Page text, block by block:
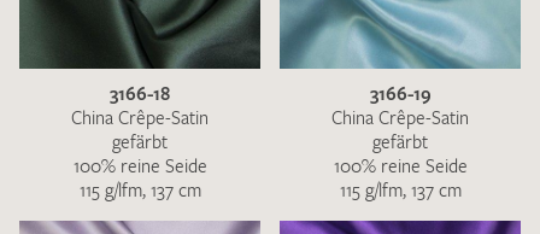
3166-18
China Crêpe-Satin
gefärbt
100% reine Seide
115 g/lfm, 137 cm
3166-19
China Crêpe-Satin
gefärbt
100% reine Seide
115 g/lfm, 137 cm